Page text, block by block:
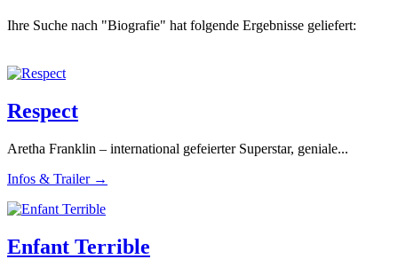
Ihre Suche nach "Biografie" hat folgende Ergebnisse geliefert:
Respect
Aretha Franklin – international gefeierter Superstar, geniale...
Infos & Trailer →
Enfant Terrible